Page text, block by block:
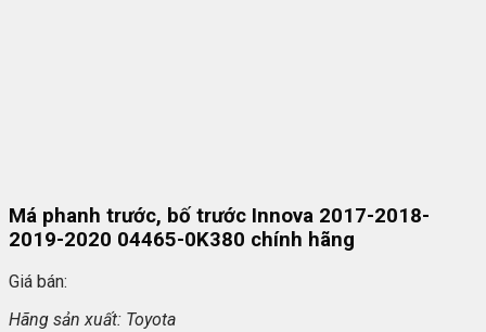
Má phanh trước, bố trước Innova 2017-2018-
2019-2020 04465-0K380 chính hãng
Giá bán:
Hãng sản xuất: Toyota